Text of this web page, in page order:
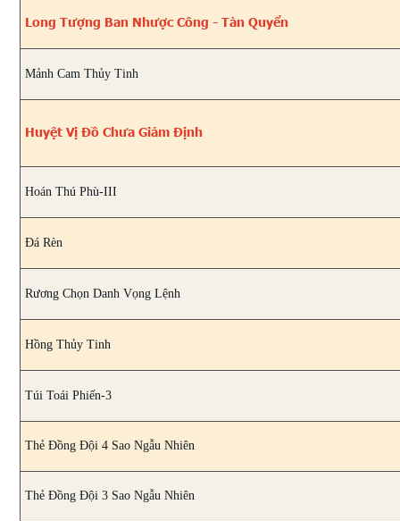
Long Tượng Ban Nhược Công - Tàn Quyển
Mảnh Cam Thủy Tinh
Huyệt Vị Đồ Chưa Giám Định
Hoán Thú Phù-III
Đá Rèn
Rương Chọn Danh Vọng Lệnh
Hồng Thủy Tinh
Túi Toái Phiến-3
Thẻ Đồng Đội 4 Sao Ngẫu Nhiên
Thẻ Đồng Đội 3 Sao Ngẫu Nhiên